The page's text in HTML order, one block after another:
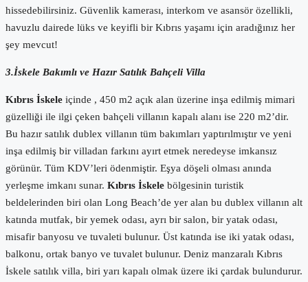
hissedebilirsiniz. Güvenlik kamerası, interkom ve asansör özellikli,
havuzlu dairede lüks ve keyifli bir Kıbrıs yaşamı için aradığınız her
şey mevcut!
3.İskele Bakımlı ve Hazır Satılık Bahçeli Villa
Kıbrıs İskele içinde , 450 m2 açık alan üzerine inşa edilmiş mimari
güzelliği ile ilgi çeken bahçeli villanın kapalı alanı ise 220 m2’dir.
Bu hazır satılık dublex villanın tüm bakımları yaptırılmıştır ve yeni
inşa edilmiş bir villadan farkını ayırt etmek neredeyse imkansız
görünür. Tüm KDV’leri ödenmiştir. Eşya döşeli olması anında
yerleşme imkanı sunar. Kıbrıs İskele bölgesinin turistik
beldelerinden biri olan Long Beach’de yer alan bu dublex villanın alt
katında mutfak, bir yemek odası, ayrı bir salon, bir yatak odası,
misafir banyosu ve tuvaleti bulunur. Üst katında ise iki yatak odası,
balkonu, ortak banyo ve tuvalet bulunur. Deniz manzaralı Kıbrıs
İskele satılık villa, biri yarı kapalı olmak üzere iki çardak bulundurur.